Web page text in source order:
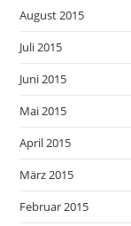
August 2015
Juli 2015
Juni 2015
Mai 2015
April 2015
März 2015
Februar 2015